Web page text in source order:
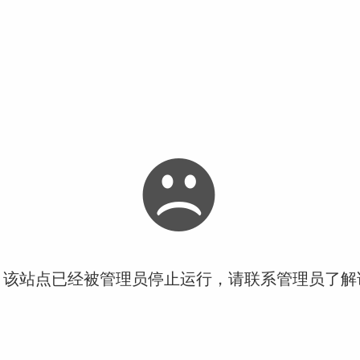
站点已经被管理员停止运行，请联系管理员了